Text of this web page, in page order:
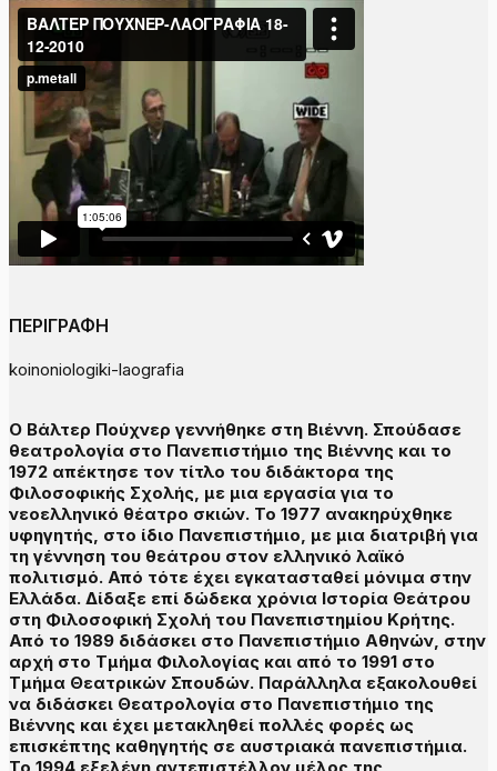
ΠΕΡΙΓΡΑΦΗ
koinoniologiki-laografia
Ο Βάλτερ Πούχνερ γεννήθηκε στη Βιέννη. Σπούδασε
θεατρολογία στο Πανεπιστήμιο της Βιέννης και το
1972 απέκτησε τον τίτλο του διδάκτορα της
Φιλοσοφικής Σχολής, με μια εργασία για το
νεοελληνικό θέατρο σκιών. Το 1977 ανακηρύχθηκε
υφηγητής, στο ίδιο Πανεπιστήμιο, με μια διατριβή για
τη γέννηση του θεάτρου στον ελληνικό λαϊκό
πολιτισμό. Από τότε έχει εγκατασταθεί μόνιμα στην
Ελλάδα. Δίδαξε επί δώδεκα χρόνια Ιστορία Θεάτρου
στη Φιλοσοφική Σχολή του Πανεπιστημίου Κρήτης.
Από το 1989 διδάσκει στο Πανεπιστήμιο Αθηνών, στην
αρχή στο Τμήμα Φιλολογίας και από το 1991 στο
Τμήμα Θεατρικών Σπουδών. Παράλληλα εξακολουθεί
να διδάσκει Θεατρολογία στο Πανεπιστήμιο της
Βιέννης και έχει μετακληθεί πολλές φορές ως
επισκέπτης καθηγητής σε αυστριακά πανεπιστήμια.
Το 1994 εξελέγη αντεπιστέλλον μέλος της